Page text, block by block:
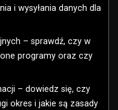
i wysyłania danych dla
– sprawdź, czy w
programy oraz czy
– dowiedz się, czy
okres i jakie są zasady